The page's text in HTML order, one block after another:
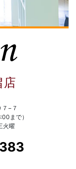
店
−７
まで）
火曜